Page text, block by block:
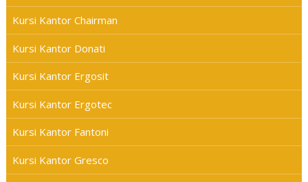
Kursi Kantor Chairman
Kursi Kantor Donati
Kursi Kantor Ergosit
Kursi Kantor Ergotec
Kursi Kantor Fantoni
Kursi Kantor Gresco